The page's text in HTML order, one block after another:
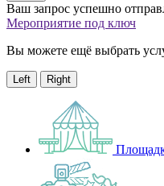
Ваш запрос успешно
Мероприятие под ключ
Вы можете ещё выбрать
Left Right